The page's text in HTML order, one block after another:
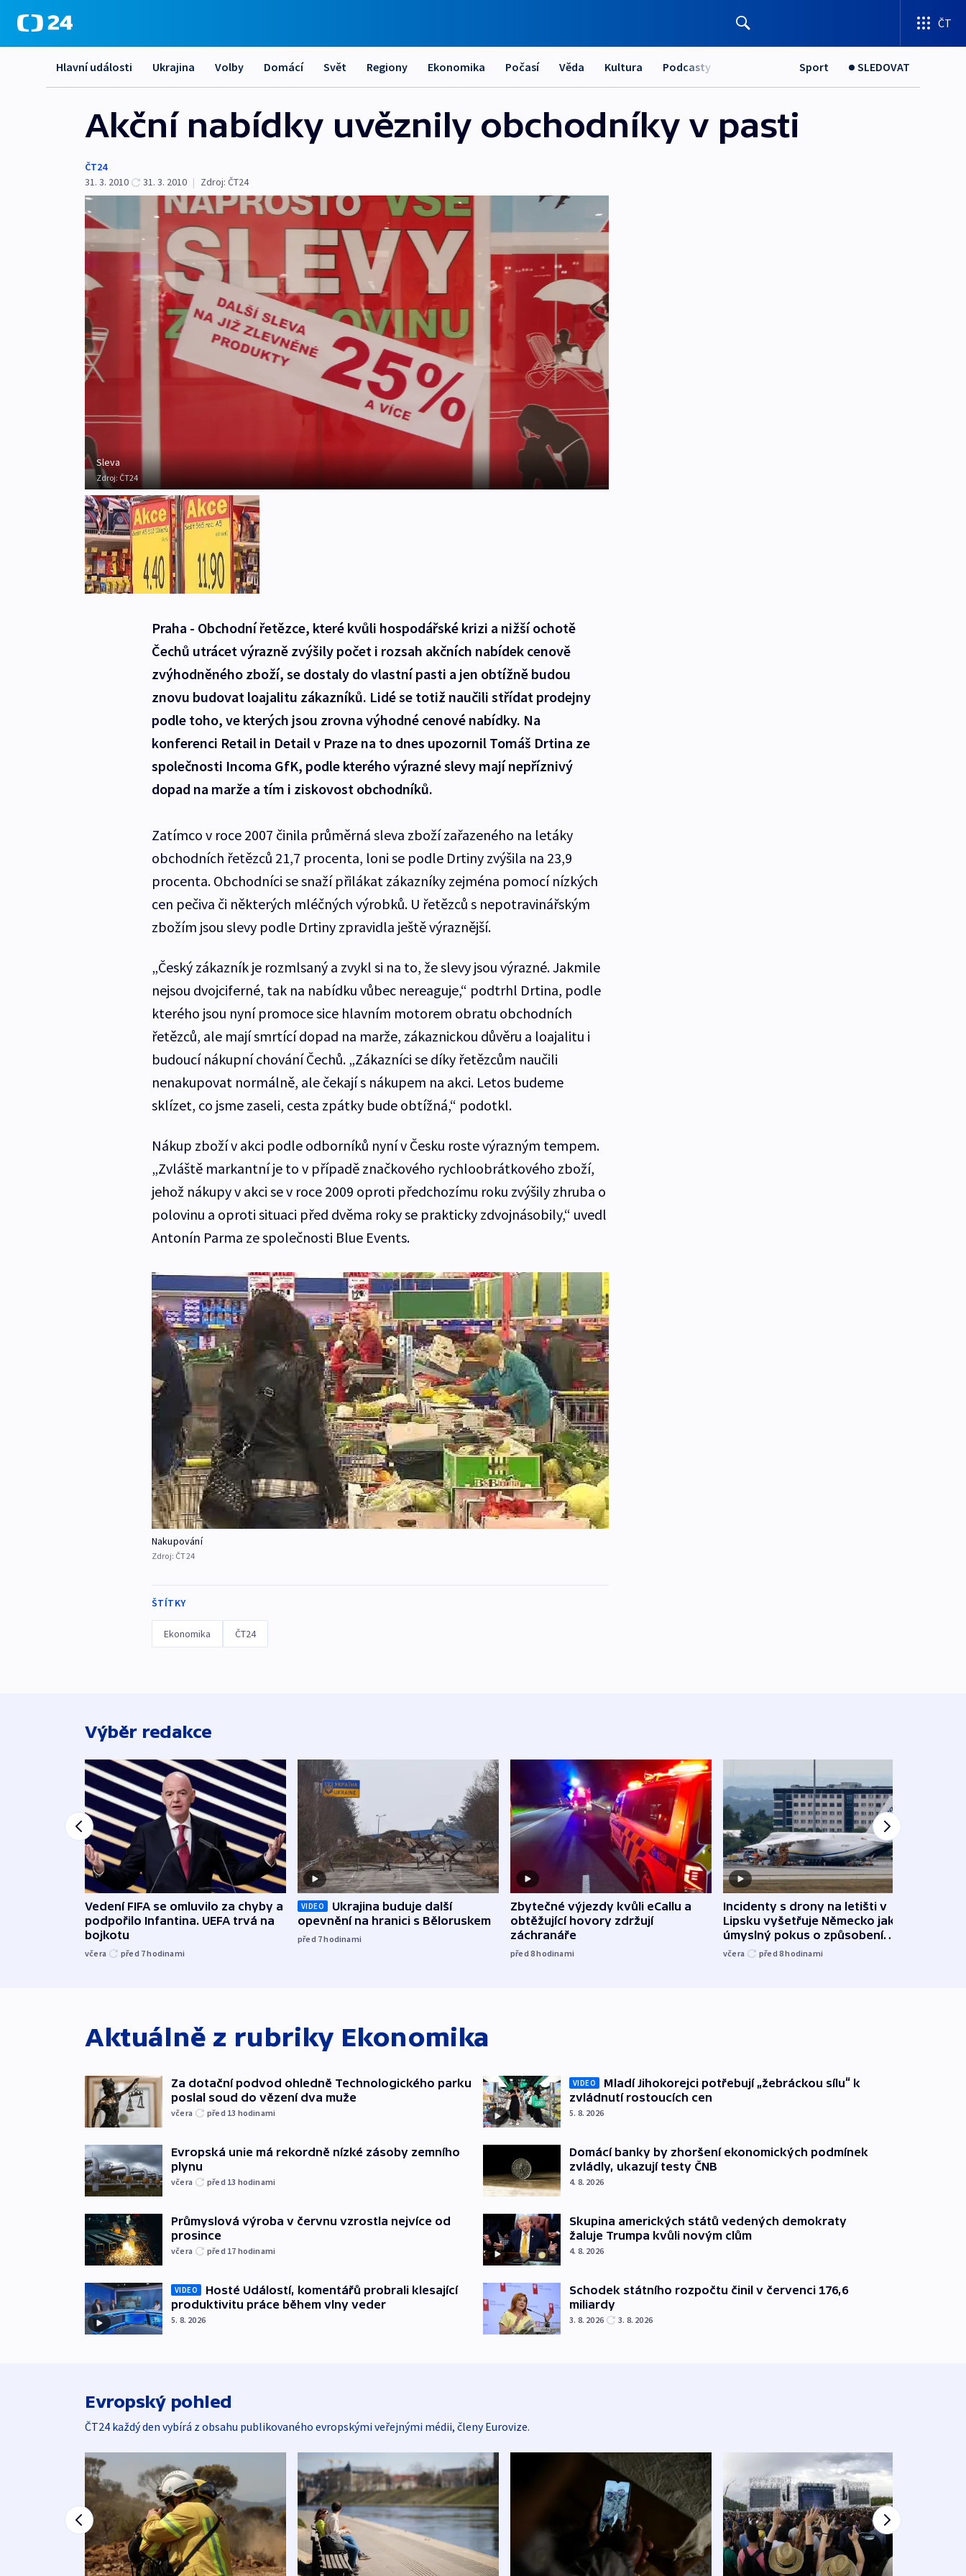
ČT
Hlavní události Ukrajina Volby Domácí Svět Regiony Ekonomika Počasí Věda Kultura Podcasty Sport SLEDOVAT
Akční nabídky uvěznily obchodníky v pasti
ČT24
31. 3. 2010
31. 3. 2010 | Zdroj: ČT24
Sleva
Zdroj: ČT24
Praha - Obchodní řetězce, které kvůli hospodářské krizi a nižší ochotě
Čechů utrácet výrazně zvýšily počet i rozsah akčních nabídek cenově
zvýhodněného zboží, se dostaly do vlastní pasti a jen obtížně budou
znovu budovat loajalitu zákazníků. Lidé se totiž naučili střídat prodejny
podle toho, ve kterých jsou zrovna výhodné cenové nabídky. Na
konferenci Retail in Detail v Praze na to dnes upozornil Tomáš Drtina ze
společnosti Incoma GfK, podle kterého výrazné slevy mají nepříznivý
dopad na marže a tím i ziskovost obchodníků.
Zatímco v roce 2007 činila průměrná sleva zboží zařazeného na letáky
obchodních řetězců 21,7 procenta, loni se podle Drtiny zvýšila na 23,9
procenta. Obchodníci se snaží přilákat zákazníky zejména pomocí nízkých
cen pečiva či některých mléčných výrobků. U řetězců s nepotravinářským
zbožím jsou slevy podle Drtiny zpravidla ještě výraznější.
„Český zákazník je rozmlsaný a zvykl si na to, že slevy jsou výrazné. Jakmile
nejsou dvojciferné, tak na nabídku vůbec nereaguje,“ podtrhl Drtina, podle
kterého jsou nyní promoce sice hlavním motorem obratu obchodních
řetězců, ale mají smrtící dopad na marže, zákaznickou důvěru a loajalitu i
budoucí nákupní chování Čechů. „Zákazníci se díky řetězcům naučili
nenakupovat normálně, ale čekají s nákupem na akci. Letos budeme
sklízet, co jsme zaseli, cesta zpátky bude obtížná,“ podotkl.
Nákup zboží v akci podle odborníků nyní v Česku roste výrazným tempem.
„Zvláště markantní je to v případě značkového rychloobrátkového zboží,
jehož nákupy v akci se v roce 2009 oproti předchozímu roku zvýšily zhruba o
polovinu a oproti situaci před dvěma roky se prakticky zdvojnásobily,“ uvedl
Antonín Parma ze společnosti Blue Events.
Nakupování
Zdroj: ČT24
ŠTÍTKY
Ekonomika ČT24
Výběr redakce
Vedení FIFA se omluvilo za chyby a
podpořilo Infantina. UEFA trvá na
bojkotu
včera před 7hodinami
VIDEO
Ukrajina buduje další
opevnění na hranici s Běloruskem
před 7hodinami
Zbytečné výjezdy kvůli eCallu a
obtěžující hovory zdržují
záchranáře
před 8hodinami
Incidenty s drony na letišti v
Lipsku vyšetřuje Německo jako
úmyslný pokus o způsobení
exploze
včera před 8hodinami
Aktuálně z rubriky Ekonomika
Za dotační podvod ohledně Technologického parku
poslal soud do vězení dva muže
včera před 13 hodinami
Evropská unie má rekordně nízké zásoby zemního
plynu
včera před 13 hodinami
Průmyslová výroba v červnu vzrostla nejvíce od
prosince
včera před 17 hodinami
VIDEO
Hosté Událostí, komentářů probrali klesající
produktivitu práce během vlny veder
5. 8. 2026
VIDEO
Mladí Jihokorejci potřebují „žebráckou sílu“ k
zvládnutí rostoucích cen
5. 8. 2026
Domácí banky by zhoršení ekonomických podmínek
zvládly, ukazují testy ČNB
4. 8. 2026
Skupina amerických států vedených demokraty
žaluje Trumpa kvůli novým clům
4. 8. 2026
Schodek státního rozpočtu činil v červenci 176,6
miliardy
3. 8. 2026 3. 8. 2026
Evropský pohled
ČT24 každý den vybírá z obsahu publikovaného evropskými veřejnými médii, členy Eurovize.